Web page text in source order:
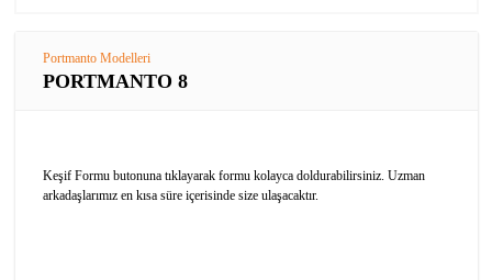
Portmanto Modelleri
PORTMANTO 8
Keşif Formu butonuna tıklayarak formu kolayca doldurabilirsiniz. Uzman
arkadaşlarımız en kısa süre içerisinde size ulaşacaktır.